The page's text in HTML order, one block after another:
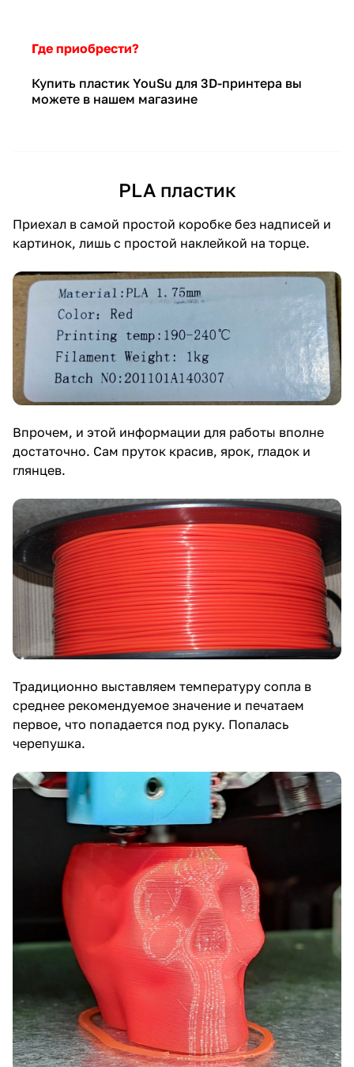
Где приобрести?
Купить пластик YouSu для 3D-принтера вы
можете в нашем магазине
PLA пластик
Приехал в самой простой коробке без надписей и
картинок, лишь с простой наклейкой на торце.
Впрочем, и этой информации для работы вполне
достаточно. Сам пруток красив, ярок, гладок и
глянцев.
Традиционно выставляем температуру сопла в
среднее рекомендуемое значение и печатаем
первое, что попадается под руку. Попалась
черепушка.